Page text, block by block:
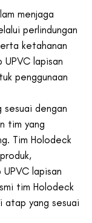
menjaga
perlindungan
ketahanan
lapisan
penggunaan
sesuai dengan
tim yang
Tim Holodeck
lapisan
tim Holodeck
atap yang sesuai